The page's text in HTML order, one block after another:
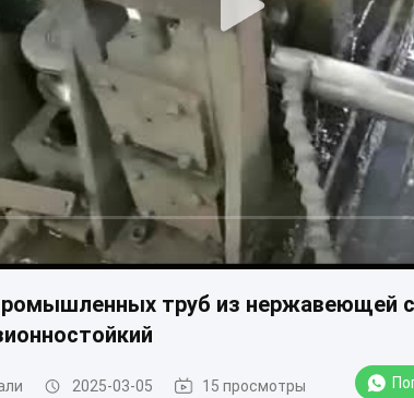
труб из нержавеющей
2025-03-05 15 просмотры